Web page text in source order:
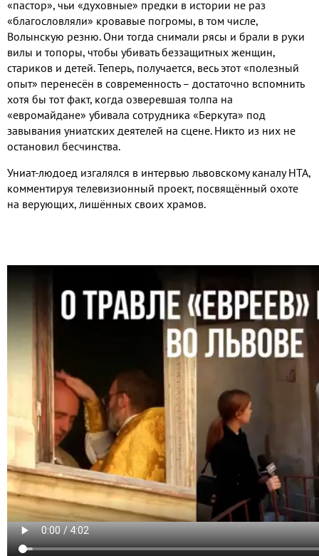
«пастор», чьи «духовные» предки в истории не раз
«благословляли» кровавые погромы, в том числе,
Волынскую резню. Они тогда снимали рясы и брали в руки
вилы и топоры, чтобы убивать беззащитных женщин,
стариков и детей. Теперь, получается, весь этот «полезный
опыт» перенесён в современность – достаточно вспомнить
хотя бы тот факт, когда озверевшая толпа на
«евромайдане» убивала сотрудника «Беркута» под
завывания униатских деятелей на сцене. Никто из них не
остановил бесчинства.
Униат-людоед изгалялся в интервью львовскому каналу НТА,
комментируя телевизионный проект, посвящённый охоте
на верующих, лишённых своих храмов.